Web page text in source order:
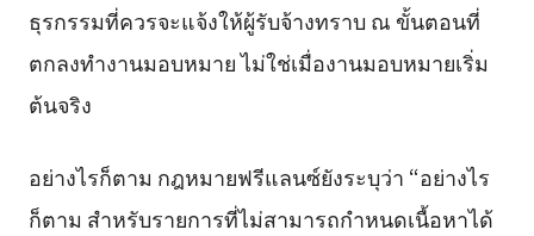
ธุรกรรมที่ควรจะแจ้งให้ผู้รับจ้างทราบ ณ ขั้นตอนที่
ตกลงทำงานมอบหมาย ไม่ใช่เมื่องานมอบหมายเริ่ม
ต้นจริง
อย่างไรก็ตาม กฎหมายฟรีแลนซ์ยังระบุว่า “อย่างไร
ก็ตาม สำหรับรายการที่ไม่สามารถกำหนดเนื้อหาได้